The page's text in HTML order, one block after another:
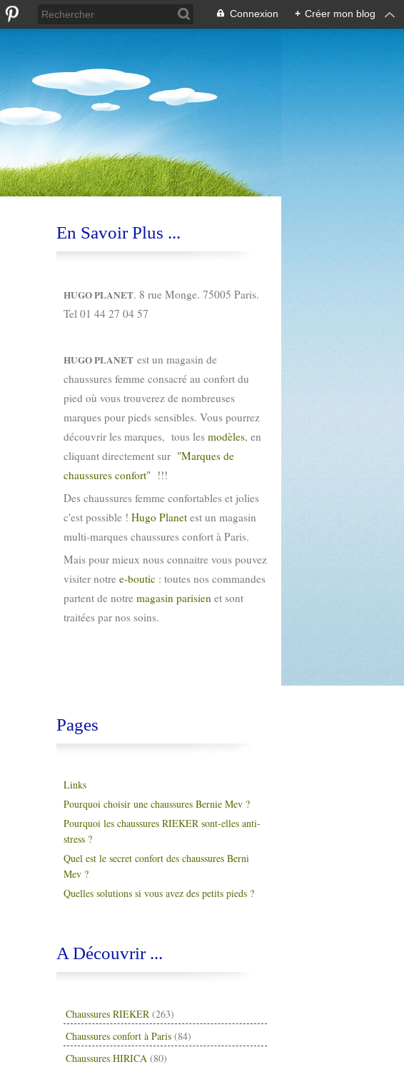
Connexion + Créer mon blog
En Savoir Plus ...
HUGO PLANET. 8 rue Monge. 75005 Paris.
Tel 01 44 27 04 57
HUGO PLANET est un magasin de
chaussures femme consacré au confort du
pied où vous trouverez de nombreuses
marques pour pieds sensibles. Vous pourrez
découvrir les marques, tous les modèles, en
cliquant directement sur "Marques de
chaussures confort" !!!
Des chaussures femme confortables et jolies
c'est possible ! Hugo Planet est un magasin
multi-marques chaussures confort à Paris.
Mais pour mieux nous connaitre vous pouvez
visiter notre e-boutic : toutes nos commandes
partent de notre magasin parisien et sont
traitées par nos soins.
Pages
Links
Pourquoi choisir une chaussures Bernie Mev ?
Pourquoi les chaussures RIEKER sont-elles anti-
stress ?
Quel est le secret confort des chaussures Berni
Mev ?
Quelles solutions si vous avez des petits pieds ?
A Découvrir ...
Chaussures RIEKER (263)
Chaussures confort à Paris (84)
Chaussures HIRICA (80)